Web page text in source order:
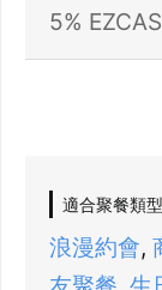
5%
適合聚餐類型
浪漫約會,